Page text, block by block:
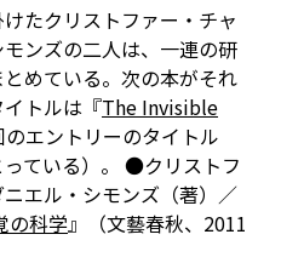
たクリストファー・チャ
ンズの二人は、一連の研
めている。次の本がそれ
イトルは『The Invisible
エントリーのタイトル
っている）。 ●クリストフ
エル・シモンズ（著）／
の科学』（文藝春秋、2011